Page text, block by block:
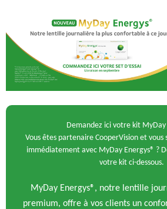
Demandez ici votre kit MyDay
Vous êtes partenaire CooperVision et
immédiatement avec MyDay Energys® ?
votre kit ci-dessous.
MyDay Energys®, notre lentille
premium, offre à vos clients un